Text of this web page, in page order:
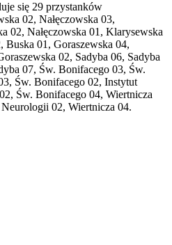
się 29 przystanków
02, Nałęczowska 03,
02, Nałęczowska 01, Klarysewska
01, Goraszewska 04,
02, Sadyba 06, Sadyba
07, Św. Bonifacego 03, Św.
Św. Bonifacego 02, Instytut
Św. Bonifacego 04, Wiertnicza
02, Wiertnicza 04.